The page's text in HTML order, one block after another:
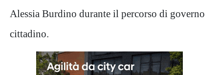
Alessia Burdino durante il percorso di governo
cittadino.